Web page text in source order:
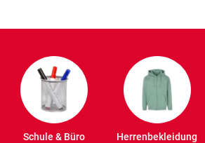
Schule & Büro Herrenbekleidung